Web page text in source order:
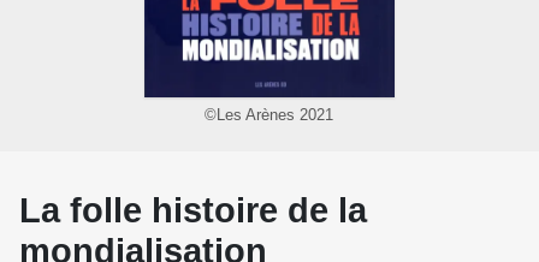
©Les Arènes 2021
La folle histoire de la
mondialisation